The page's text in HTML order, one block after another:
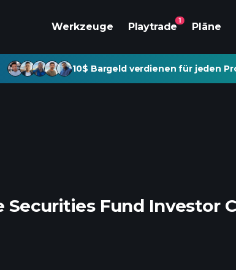
Werkzeuge Playtrade
1
Pläne
10$ Bargeld verdienen für jeden
Securities Fund Investor